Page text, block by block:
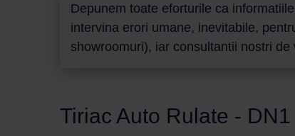
Depunem toate eforturile ca
intervina erori umane, inevitabile,
showroomuri), iar consultantii nostri
Tiriac Auto Rulate -